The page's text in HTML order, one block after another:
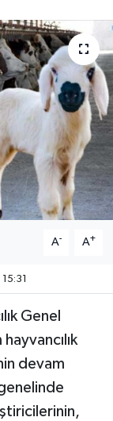
A- A+
Genel
devam